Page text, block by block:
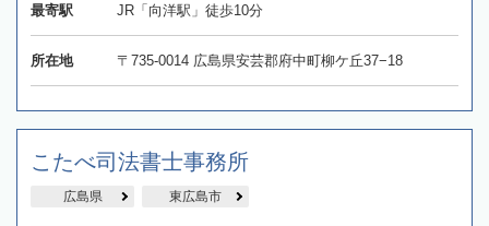
最寄駅 JR「向洋駅」徒歩10分
所在地 〒735-0014 広島県安芸郡府中町柳ケ丘37−18
こたべ司法書士事務所
広島県 東広島市